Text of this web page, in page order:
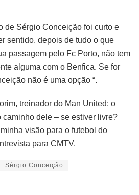
de Sérgio Conceição foi curto e
sentido, depois de tudo o que
passagem pelo Fc Porto, não tem
alguma com o Benfica. Se for
não é uma opção “.
treinador do Man United: o
caminho dele – se estiver livre?
visão para o futebol do
para CMTV.
Sérgio Conceição